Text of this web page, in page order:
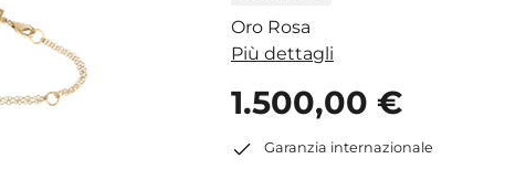
Oro Rosa
Più dettagli
1.500,00 €
Garanzia internazionale